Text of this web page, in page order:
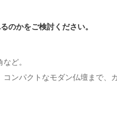
のかをご検討ください。
ど。
ンパクトなモダン仏壇まで、